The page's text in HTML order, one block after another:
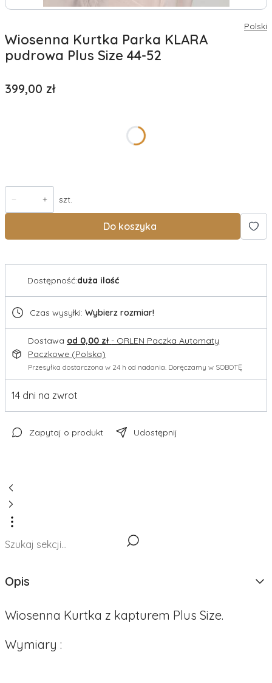
Polski
Wiosenna Kurtka Parka KLARA
pudrowa Plus Size 44-52
Cena
399,00 zł
szt.
Do koszyka
Dostępność:duża ilość
Czas wysyłki: Wybierz rozmiar!
Dostawa od 0,00 zł - ORLEN Paczka Automaty
Paczkowe (Polska)
Przesyłka dostarczona w 24 h od nadania. Doręczamy w SOBOTĘ
14 dni na zwrot
Zapytaj o produkt Udostępnij
Opis
Wiosenna Kurtka z kapturem Plus Size.
Wymiary :